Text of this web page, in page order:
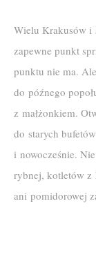
Wielu Krakusów i
zapewne punkt
punktu nie ma.
do późnego
z małżonkiem.
do starych
i nowocześnie.
rybnej, kotletów z
ani pomidorowej